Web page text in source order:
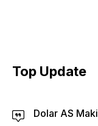
Top Update
Dolar AS